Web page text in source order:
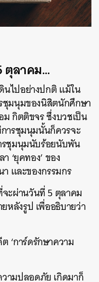
ตุลาคม…
นไปอย่างปกติ แม้ใน
ชุมนุมของนิสิตนักศึกษา
กิตติขจร ซึ่งบวชเป็น
ารชุมนุมนั้นก็ควรจะ
รชุมนุมนับร้อยนับพัน
‘ยุคทอง’ ของ
และของกรรมกร
ะผ่านวันที่ 5 ตุลาคม
หลังรูป เพื่ออธิบายว่า
‘การ์ดรักษาความ
ามปลอดภัย เกิดมาก็